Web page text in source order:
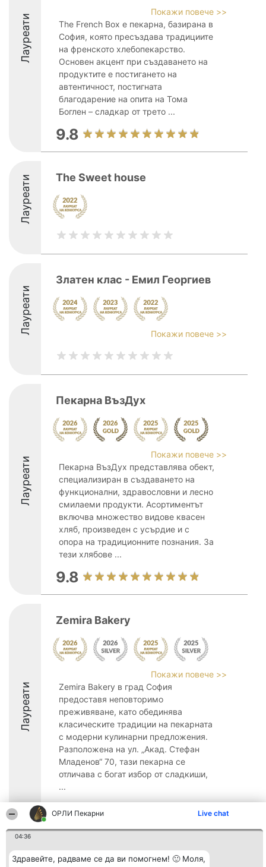
ОРЛИ Пекарни Live chat
04:36
Здравейте, радваме се да ви помогнем! 🙂 Моля,
Лауреати
Покажи повече >>
The French Box е пекарна, базирана в
София, която пресъздава традициите
на френското хлебопекарство.
Основен акцент при създаването на
продуктите е постигането на
автентичност, постигната
благодарение на опита на Тома
Боглен – сладкар от трето ...
9.8
Лауреати The Sweet house
Лауреати
Златен клас - Емил Георгиев
Покажи повече >>
Лауреати
Пекарна ВъзДух
Покажи повече >>
Пекарна ВъзДух представлява обект,
специализиран в създаването на
функционални, здравословни и лесно
смилаеми продукти. Асортиментът
включва множество видове квасен
хляб, произведен с усърдие и с
опора на традиционните познания. За
тези хлябове ...
9.8
Лауреати
Zemira Bakery
Покажи повече >>
Zemira Bakery в град София
предоставя неповторимо
преживяване, като обединява
класическите традиции на пекарната
с модерни кулинарни предложения.
Разположена на ул. „Акад. Стефан
Младенов“ 70, тази пекарна се
отличава с богат избор от сладкиши,
...
9
Организатор на
класиране
Класация
Победители
Контакти
Контакти